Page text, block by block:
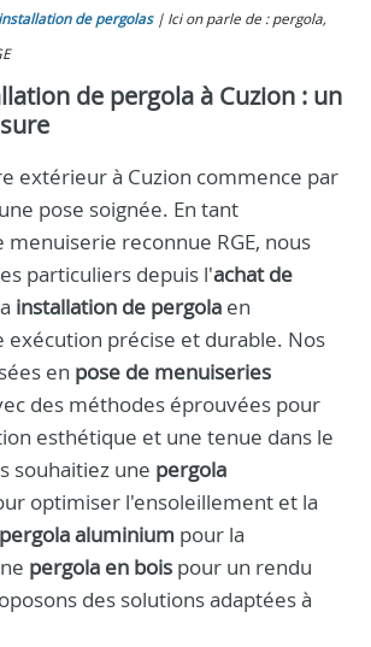
de pergolas
Ici on parle de : pergola,
de pergola à Cuzion : un
extérieur à Cuzion commence par
pose soignée. En tant
reconnue RGE, nous
particuliers depuis l'achat de
installation de pergola en
exécution précise et durable. Nos
en pose de menuiseries
des méthodes éprouvées pour
esthétique et une tenue dans le
souhaitiez une pergola
optimiser l'ensoleillement et la
pergola aluminium pour la
pergola en bois pour un rendu
des solutions adaptées à